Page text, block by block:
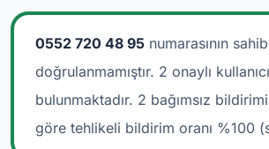
0552 720 48 95 numarasının
doğrulanmamıştır. 2 onaylı
bulunmaktadır. 2 bağımsız
göre tehlikeli bildirim oranı %100